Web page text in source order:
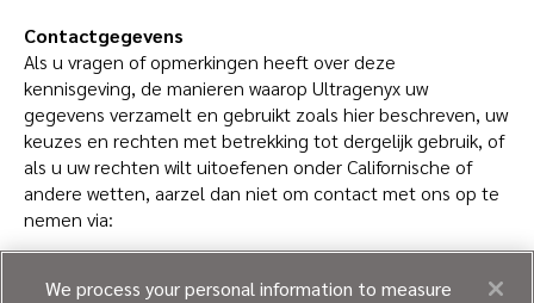
Contactgegevens
Als u vragen of opmerkingen heeft over deze
kennisgeving, de manieren waarop Ultragenyx uw
gegevens verzamelt en gebruikt zoals hier beschreven, uw
keuzes en rechten met betrekking tot dergelijk gebruik, of
als u uw rechten wilt uitoefenen onder Californische of
andere wetten, aarzel dan niet om contact met ons op te
nemen via:
We process your personal information to measure